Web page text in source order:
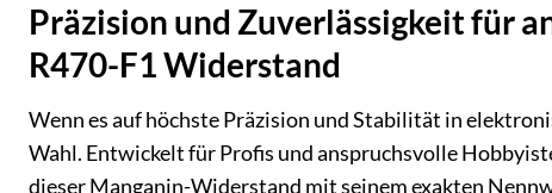
Präzision und Zuverlässigkeit für
R470-F1 Widerstand
Wenn es auf höchste Präzision und Stabilität in
Wahl. Entwickelt für Profis und anspruchsvolle
dieser Manganin-Widerstand mit seinem exakten